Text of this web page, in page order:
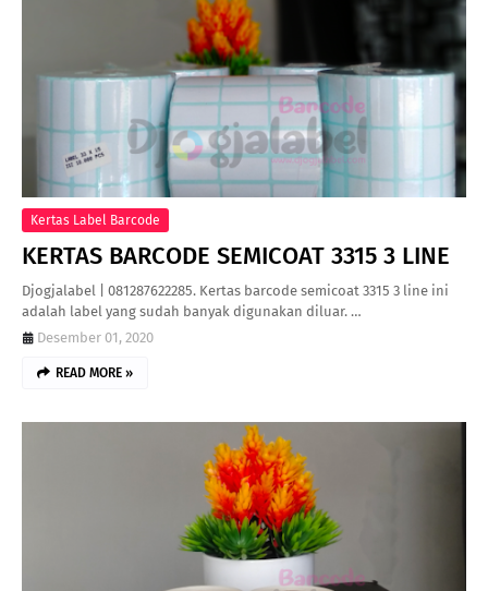
Kertas Label Barcode
KERTAS BARCODE SEMICOAT 3315 3 LINE
Djogjalabel | 081287622285. Kertas barcode semicoat 3315 3 line ini
adalah label yang sudah banyak digunakan diluar. …
Desember 01, 2020
READ MORE »